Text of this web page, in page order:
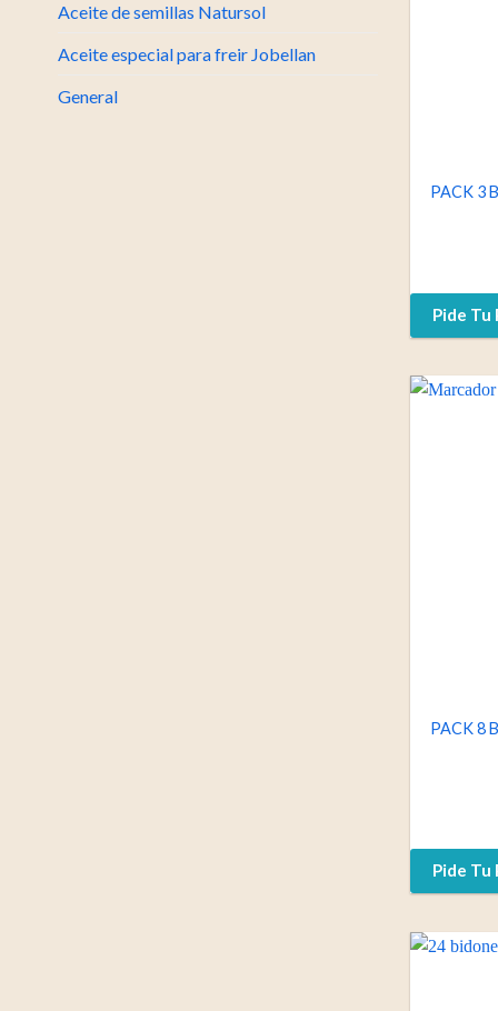
Aceite de semillas Natursol
Aceite especial para freir Jobellan
General
PACK 3
Pide Tu
PACK 8
Pide Tu